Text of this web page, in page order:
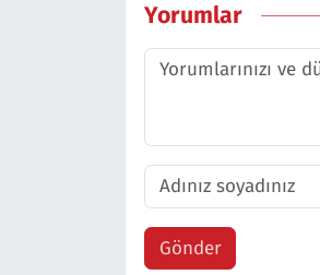
Yorumlar
Gönder